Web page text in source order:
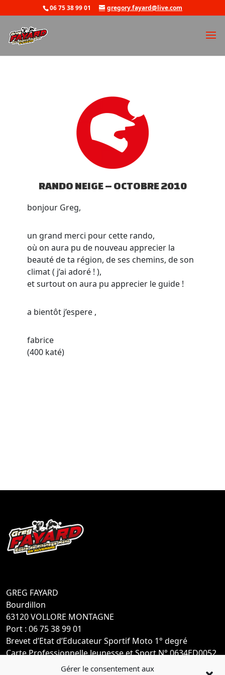
Gérer le consentement aux
06 75 38 99 01 gregory.fayard@live.com
RANDO NEIGE – OCTOBRE 2010
bonjour Greg,
un grand merci pour cette rando,
où on aura pu de nouveau apprecier la
beauté de ta région, de ses chemins, de son
climat ( j’ai adoré ! ),
et surtout on aura pu apprecier le guide !
a bientôt j’espere ,
fabrice
(400 katé)
GREG FAYARD
Bourdillon
63120 VOLLORE MONTAGNE
Port : 06 75 38 99 01
Brevet d’Etat d’Educateur Sportif Moto 1° degré
Carte Professionnelle Jeunesse et Sport N° 0634ED0052